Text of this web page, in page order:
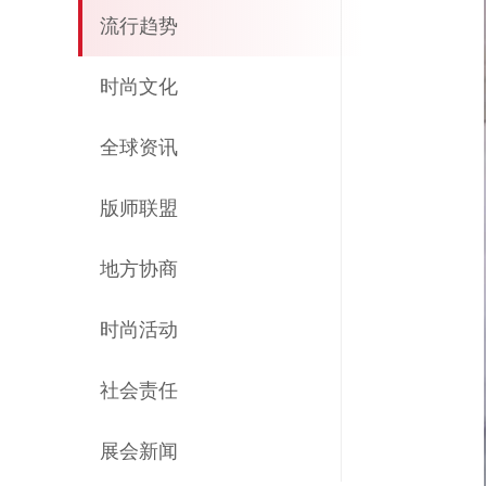
流行趋势
时尚文化
全球资讯
版师联盟
地方协商
时尚活动
社会责任
展会新闻